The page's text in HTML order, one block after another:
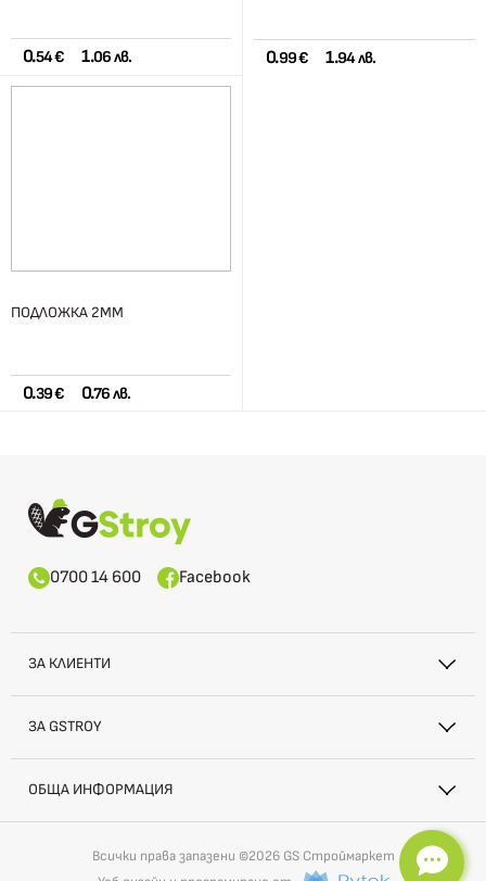
0.54 € 1.06 лв. 0.99 € 1.94 лв.
ПОДЛОЖКА 2ММ
0.39 € 0.76 лв.
0700 14 600 Facebook
ЗА КЛИЕНТИ
ЗА GSTROY
ОБЩА ИНФОРМАЦИЯ
Всички права запазени ©2026 GS Строймаркет